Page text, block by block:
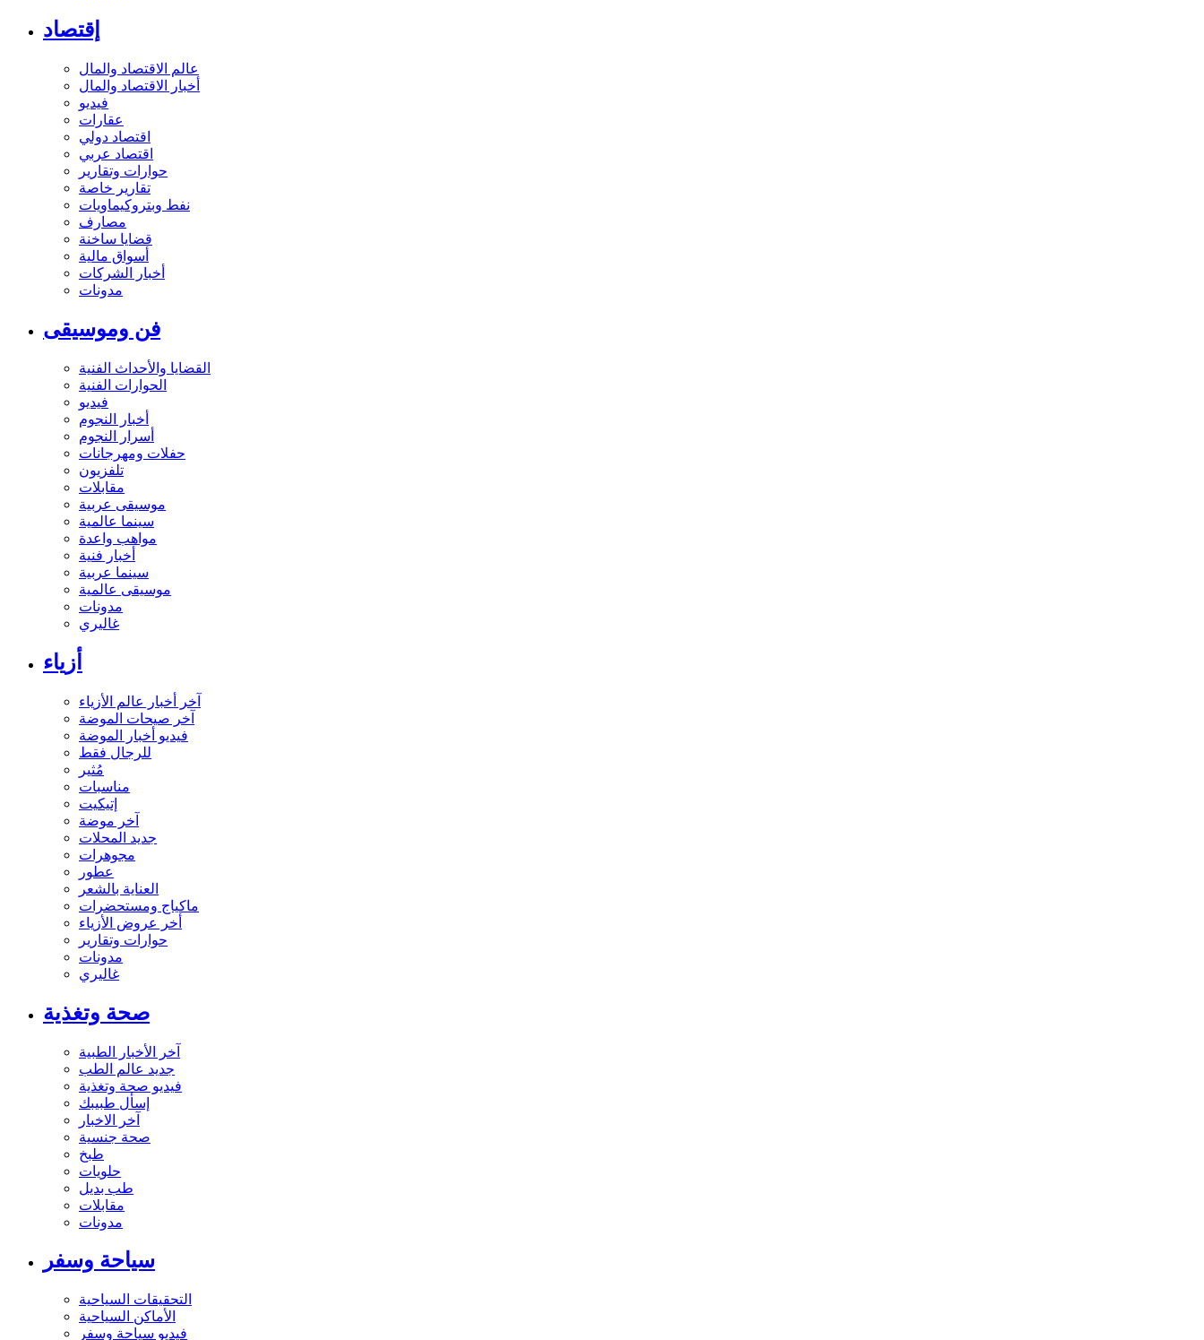
إقتصاد
عالم الاقتصاد والمال
أخبار الاقتصاد والمال
فيديو
عقارات
اقتصاد دولي
اقتصاد عربي
حوارات وتقارير
تقارير خاصة
نفط وبتروكيماويات
مصارف
قضايا ساخنة
أسواق مالية
أخبار الشركات
مدونات
فن وموسيقى
القضايا والأحداث الفنية
الحوارات الفنية
فيديو
أخبار النجوم
أسرار النجوم
حفلات ومهرجانات
تلفزيون
مقابلات
موسيقى عربية
سينما عالمية
مواهب واعدة
أخبار فنية
سينما عربية
موسيقى عالمية
مدونات
غاليري
أزياء
آخر أخبار عالم الأزياء
آخر صيحات الموضة
فيديو أخبار الموضة
للرجال فقط
مُثير
مناسبات
إتيكيت
آخر موضة
جديد المحلات
مجوهرات
عطور
العناية بالشعر
ماكياج ومستحضرات
أخر عروض الأزياء
حوارات وتقارير
مدونات
غاليري
صحة وتغذية
آخر الأخبار الطبية
جديد عالم الطب
فيديو صحة وتغذية
إسأل طبيبك
آخر الاخبار
صحة جنسية
طبخ
حلويات
طب بديل
مقابلات
مدونات
سياحة وسفر
التحقيقات السياحية
الأماكن السياحية
فيديو سياحة وسفر